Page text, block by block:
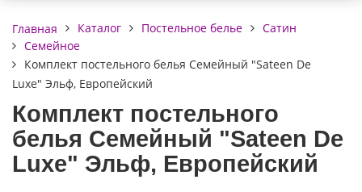
Главная Каталог Постельное белье
Сатин
Семейное
Комплект постельного белья Семейный "Sateen De
Luxe" Эльф, Европейский
Комплект постельного
белья Семейный "Sateen De
Luxe" Эльф, Европейский